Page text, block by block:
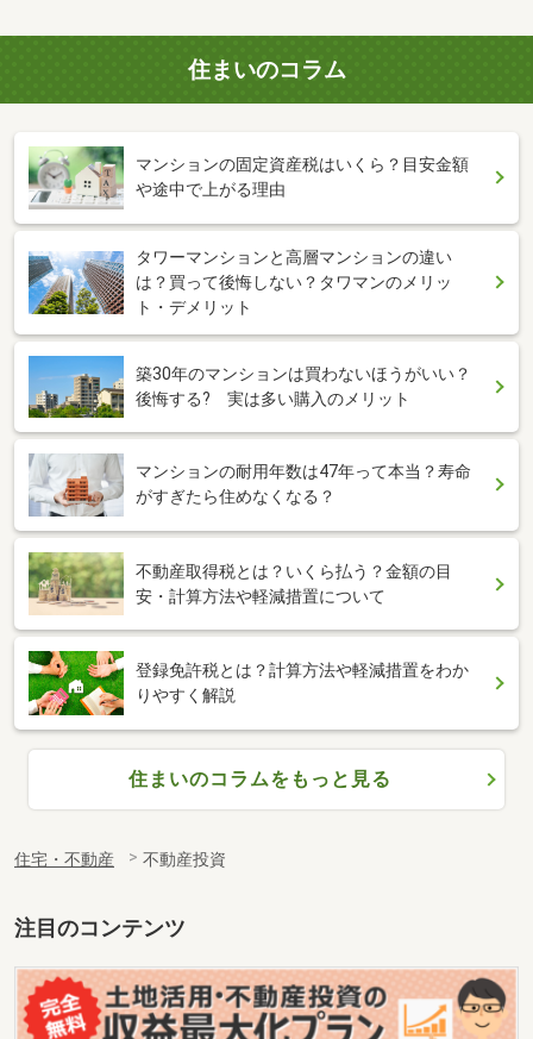
住まいのコラム
マンションの固定資産税はいくら？目安金額
や途中で上がる理由
タワーマンションと高層マンションの違い
は？買って後悔しない？タワマンのメリッ
ト・デメリット
築30年のマンションは買わないほうがいい？
後悔する? 実は多い購入のメリット
マンションの耐用年数は47年って本当？寿命
がすぎたら住めなくなる？
不動産取得税とは？いくら払う？金額の目
安・計算方法や軽減措置について
登録免許税とは？計算方法や軽減措置をわか
りやすく解説
住まいのコラムをもっと見る
住宅・不動産 不動産投資
注目のコンテンツ